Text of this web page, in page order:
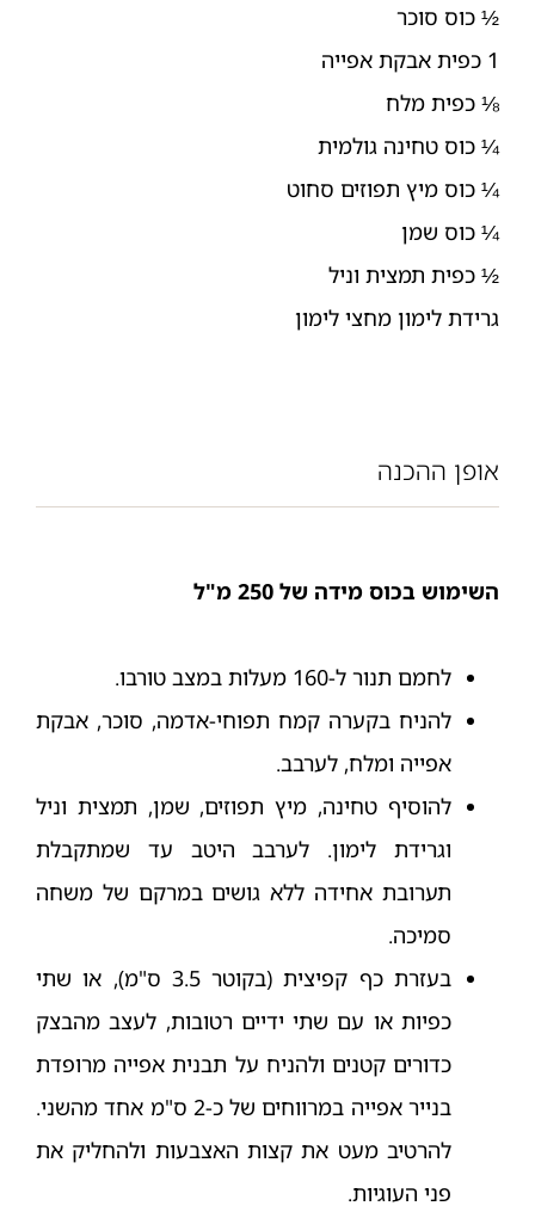
½ כוס סוכר
1 כפית אבקת אפייה
⅛ כפית מלח
¼ כוס טחינה גולמית
¼ כוס מיץ תפוזים סחוט
¼ כוס שמן
½ כפית תמצית וניל
גרידת לימון מחצי לימון
אופן ההכנה
השימוש בכוס מידה של 250 מ"ל
לחמם תנור ל-160 מעלות במצב טורבו.
להניח בקערה קמח תפוחי-אדמה, סוכר, אבקת
אפייה ומלח, לערבב.
להוסיף טחינה, מיץ תפוזים, שמן, תמצית וניל
וגרידת לימון. לערבב היטב עד שמתקבלת
תערובת אחידה ללא גושים במרקם של משחה
סמיכה.
בעזרת כף קפיצית (בקוטר 3.5 ס"מ), או שתי
כפיות או עם שתי ידיים רטובות, לעצב מהבצק
כדורים קטנים ולהניח על תבנית אפייה מרופדת
בנייר אפייה במרווחים של כ-2 ס"מ אחד מהשני.
להרטיב מעט את קצות האצבעות ולהחליק את
פני העוגיות.